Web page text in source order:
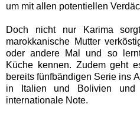
um mit allen potentiellen
Doch nicht nur Karima
marokkanische Mutter
oder andere Mal und so
Küche kennen. Zudem geht
bereits fünfbändigen Serie ins
in Italien und Bolivien und
internationale Note.